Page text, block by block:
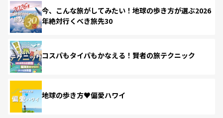
今、こんな旅がしてみたい！地球の歩き方が選ぶ2026
年絶対行くべき旅先30
コスパもタイパもかなえる！賢者の旅テクニック
地球の歩き方♥偏愛ハワイ